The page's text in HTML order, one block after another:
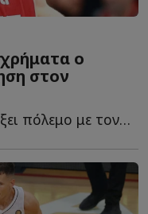
ο
στον
Ο Τόμας Γουόκαπ έχει... ανοίξει πόλεμο με τον Ολυμπιακό κ...